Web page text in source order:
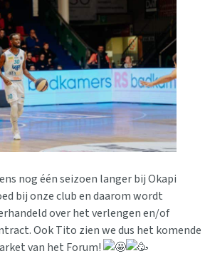
nog één seizoen langer bij Okapi
bij onze club en daarom wordt
over het verlengen en/of
Ook Tito zien we dus het komende
van het Forum!